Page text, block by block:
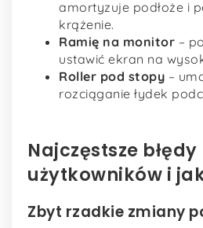
amortyzuje podłoże i
krążenie.
Ramię na monitor –
ustawić ekran na
Roller pod stopy –
rozciąganie łydek
Najczęstsze błędy
użytkowników i
Zbyt rzadkie zmiany